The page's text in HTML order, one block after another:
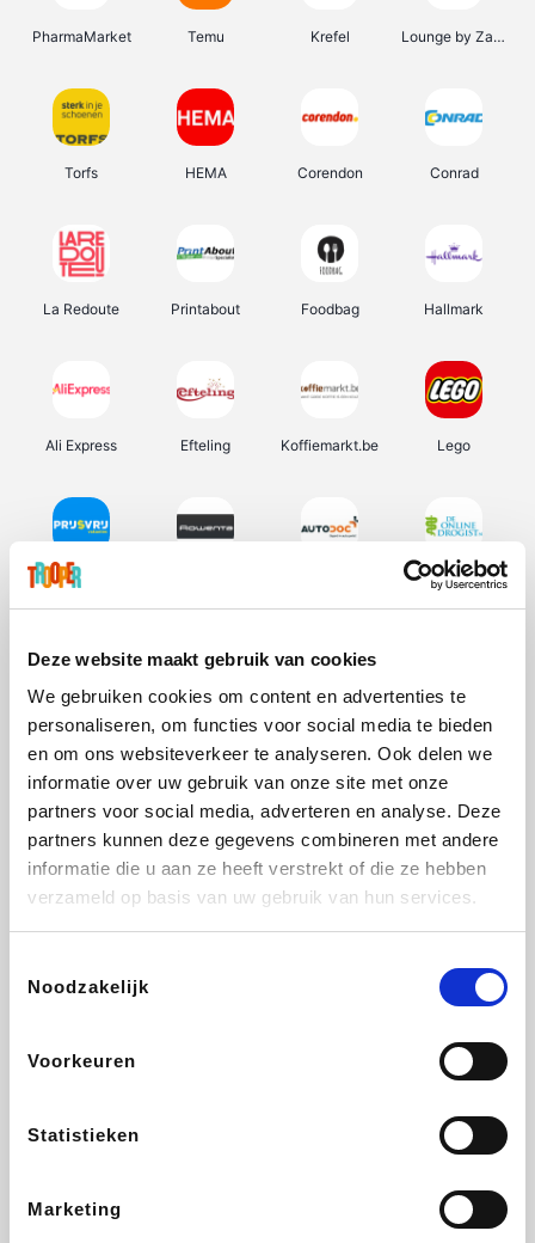
Deze website maakt gebruik van cookies
We gebruiken cookies om content en advertenties te
personaliseren, om functies voor social media te bieden
en om ons websiteverkeer te analyseren. Ook delen we
informatie over uw gebruik van onze site met onze
partners voor social media, adverteren en analyse. Deze
partners kunnen deze gegevens combineren met andere
informatie die u aan ze heeft verstrekt of die ze hebben
verzameld op basis van uw gebruik van hun services.
Noodzakelijk
Voorkeuren
Statistieken
Marketing
PharmaMarket Temu Krefel Lounge by Zalando
Torfs HEMA Corendon Conrad
La Redoute Printabout Foodbag Hallmark
Ali Express Efteling Koffiemarkt.be Lego
Prijsvrij De Online Drogist
Vidaxl Plopsa Lampenlicht.be Adidas
All Accor
DectDirect ZEB
SupraBazar